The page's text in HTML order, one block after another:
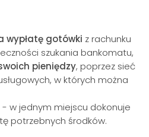
wypłatę gotówki z rachunku
szukania bankomatu,
pieniędzy, poprzez sieć
w których można
- w jednym miejscu dokonuje
potrzebnych środków.